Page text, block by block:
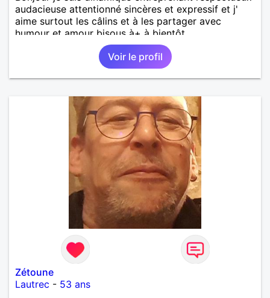
audacieuse attentionné sincères et expressif et j'
aime surtout les câlins et à les partager avec
humour et amour bisous à+ à bientôt
Voir le profil
Zétoune
Lautrec - 53 ans